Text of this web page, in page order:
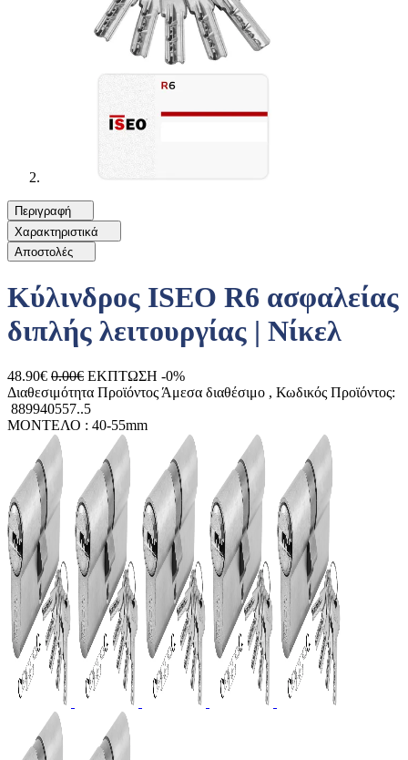
Περιγραφή
Χαρακτηριστικά
Αποστολές
Κύλινδρος ISEO R6 ασφαλείας
διπλής λειτουργίας | Νίκελ
48.90€ 0.00€ ΕΚΠΤΩΣΗ -0%
Διαθεσιμότητα Προϊόντος Άμεσα διαθέσιμο , Κωδικός Προϊόντος:
889940557..5
ΜΟΝΤΕΛΟ : 40-55mm